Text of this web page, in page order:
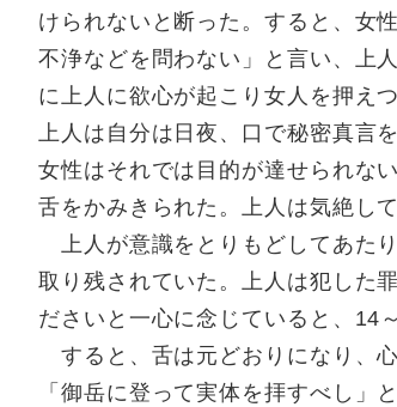
けられないと断った。すると、女
不浄などを問わない」と言い、上
に上人に欲心が起こり女人を押え
上人は自分は日夜、口で秘密真言
女性はそれでは目的が達せられな
舌をかみきられた。上人は気絶し
上人が意識をとりもどしてあた
取り残されていた。上人は犯した
ださいと一心に念じていると、14
すると、舌は元どおりになり、
「御岳に登って実体を拝すべし」